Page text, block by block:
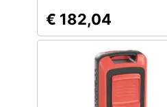
Casalinghi
Abbigliamento
Autoinch.
€ 182,04